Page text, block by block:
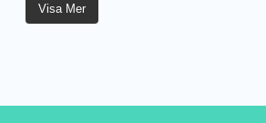
Visa Mer